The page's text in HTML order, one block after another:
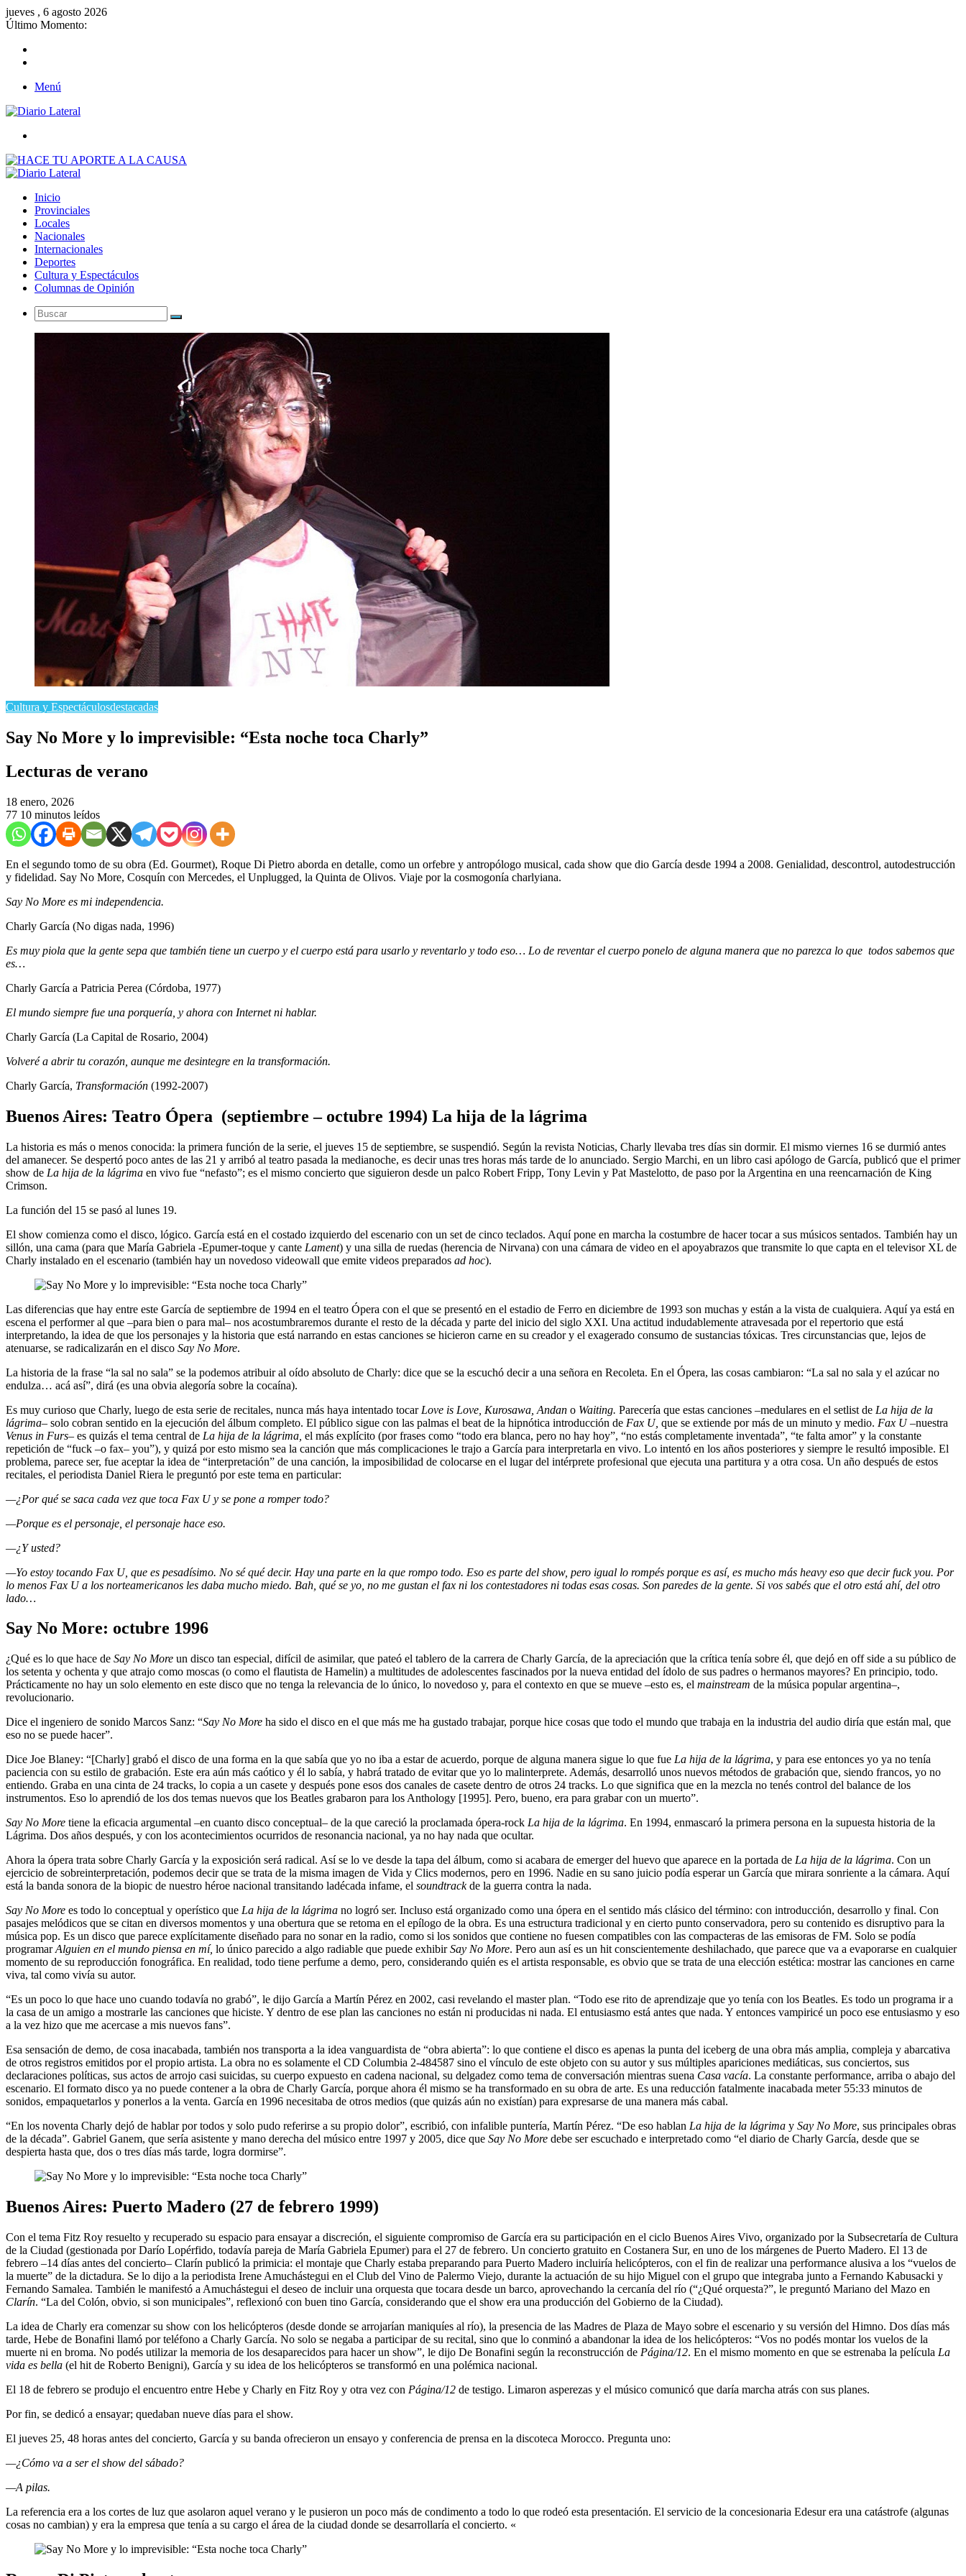
jueves , 6 agosto 2026
Último Momento:
Menú
Inicio
Provinciales
Locales
Nacionales
Internacionales
Deportes
Cultura y Espectáculos
Columnas de Opinión
Buscar
Cultura y Espectáculosdestacadas
​Say No More y lo imprevisible: “Esta noche toca Charly”
Lecturas de verano
18 enero, 2026
77 10 minutos leídos
En el segundo tomo de su obra (Ed. Gourmet), Roque Di Pietro aborda en detalle, como un orfebre y antropólogo musical, cada show que dio García desde 1994 a 2008. Genialidad, descontrol, autodestrucción
y fidelidad. Say No More, Cosquín con Mercedes, el Unplugged, la Quinta de Olivos. Viaje por la cosmogonía charlyiana.
Say No More es mi independencia.
Charly García (No digas nada, 1996)
Es muy piola que la gente sepa que también tiene un cuerpo y el cuerpo está para usarlo y reventarlo y todo eso… Lo de reventar el cuerpo ponelo de alguna manera que no parezca lo que todos sabemos que
es…
Charly García a Patricia Perea (Córdoba, 1977)
El mundo siempre fue una porquería, y ahora con Internet ni hablar.
Charly García (La Capital de Rosario, 2004)
Volveré a abrir tu corazón, aunque me desintegre en la transformación.
Charly García, Transformación (1992-2007)
Buenos Aires: Teatro Ópera (septiembre – octubre 1994) La hija de la lágrima
La historia es más o menos conocida: la primera función de la serie, el jueves 15 de septiembre, se suspendió. Según la revista Noticias, Charly llevaba tres días sin dormir. El mismo viernes 16 se durmió antes
del amanecer. Se despertó poco antes de las 21 y arribó al teatro pasada la medianoche, es decir unas tres horas más tarde de lo anunciado. Sergio Marchi, en un libro casi apólogo de García, publicó que el primer
show de La hija de la lágrima en vivo fue “nefasto”; es el mismo concierto que siguieron desde un palco Robert Fripp, Tony Levin y Pat Mastelotto, de paso por la Argentina en una reencarnación de King
Crimson.
La función del 15 se pasó al lunes 19.
El show comienza como el disco, lógico. García está en el costado izquierdo del escenario con un set de cinco teclados. Aquí pone en marcha la costumbre de hacer tocar a sus músicos sentados. También hay un
sillón, una cama (para que María Gabriela -Epumer-toque y cante Lament) y una silla de ruedas (herencia de Nirvana) con una cámara de video en el apoyabrazos que transmite lo que capta en el televisor XL de
Charly instalado en el escenario (también hay un novedoso videowall que emite videos preparados ad hoc).
Las diferencias que hay entre este García de septiembre de 1994 en el teatro Ópera con el que se presentó en el estadio de Ferro en diciembre de 1993 son muchas y están a la vista de cualquiera. Aquí ya está en
escena el performer al que –para bien o para mal– nos acostumbraremos durante el resto de la década y parte del inicio del siglo XXI. Una actitud indudablemente atravesada por el repertorio que está
interpretando, la idea de que los personajes y la historia que está narrando en estas canciones se hicieron carne en su creador y el exagerado consumo de sustancias tóxicas. Tres circunstancias que, lejos de
atenuarse, se radicalizarán en el disco Say No More.
La historia de la frase “la sal no sala” se la podemos atribuir al oído absoluto de Charly: dice que se la escuchó decir a una señora en Recoleta. En el Ópera, las cosas cambiaron: “La sal no sala y el azúcar no
endulza… acá así”, dirá (es una obvia alegoría sobre la cocaína).
Es muy curioso que Charly, luego de esta serie de recitales, nunca más haya intentado tocar Love is Love, Kurosawa, Andan o Waiting. Parecería que estas canciones –medulares en el setlist de La hija de la
lágrima– solo cobran sentido en la ejecución del álbum completo. El público sigue con las palmas el beat de la hipnótica introducción de Fax U, que se extiende por más de un minuto y medio. Fax U–nuestra
Venus in Furs– es quizás el tema central de La hija de la lágrima, el más explícito (por frases como “todo era blanca, pero no hay hoy”, “no estás completamente inventada”, “te falta amor” y la constante
repetición de “fuck –o fax– you”), y quizá por esto mismo sea la canción que más complicaciones le trajo a García para interpretarla en vivo. Lo intentó en los años posteriores y siempre le resultó imposible. El
problema, parece ser, fue aceptar la idea de “interpretación” de una canción, la imposibilidad de colocarse en el lugar del intérprete profesional que ejecuta una partitura y a otra cosa. Un año después de estos
recitales, el periodista Daniel Riera le preguntó por este tema en particular:
—¿Por qué se saca cada vez que toca Fax U y se pone a romper todo?
—Porque es el personaje, el personaje hace eso.
—¿Y usted?
—Yo estoy tocando Fax U, que es pesadísimo. No sé qué decir. Hay una parte en la que rompo todo. Eso es parte del show, pero igual lo rompés porque es así, es mucho más heavy eso que decir fuck you. Por
lo menos Fax U a los norteamericanos les daba mucho miedo. Bah, qué se yo, no me gustan el fax ni los contestadores ni todas esas cosas. Son paredes de la gente. Si vos sabés que el otro está ahí, del otro
lado…
Say No More: octubre 1996
¿Qué es lo que hace de Say No More un disco tan especial, difícil de asimilar, que pateó el tablero de la carrera de Charly García, de la apreciación que la crítica tenía sobre él, que dejó en off side a su público de
los setenta y ochenta y que atrajo como moscas (o como el flautista de Hamelin) a multitudes de adolescentes fascinados por la nueva entidad del ídolo de sus padres o hermanos mayores? En principio, todo.
Prácticamente no hay un solo elemento en este disco que no tenga la relevancia de lo único, lo novedoso y, para el contexto en que se mueve –esto es, el mainstream de la música popular argentina–,
revolucionario.
Dice el ingeniero de sonido Marcos Sanz: “Say No More ha sido el disco en el que más me ha gustado trabajar, porque hice cosas que todo el mundo que trabaja en la industria del audio diría que están mal, que
eso no se puede hacer”.
Dice Joe Blaney: “[Charly] grabó el disco de una forma en la que sabía que yo no iba a estar de acuerdo, porque de alguna manera sigue lo que fue La hija de la lágrima, y para ese entonces yo ya no tenía
paciencia con su estilo de grabación. Este era aún más caótico y él lo sabía, y habrá tratado de evitar que yo lo malinterprete. Además, desarrolló unos nuevos métodos de grabación que, siendo francos, yo no
entiendo. Graba en una cinta de 24 tracks, lo copia a un casete y después pone esos dos canales de casete dentro de otros 24 tracks. Lo que significa que en la mezcla no tenés control del balance de los
instrumentos. Eso lo aprendió de los dos temas nuevos que los Beatles grabaron para los Anthology [1995]. Pero, bueno, era para grabar con un muerto”.
Say No More tiene la eficacia argumental –en cuanto disco conceptual– de la que careció la proclamada ópera-rock La hija de la lágrima. En 1994, enmascaró la primera persona en la supuesta historia de la
Lágrima. Dos años después, y con los acontecimientos ocurridos de resonancia nacional, ya no hay nada que ocultar.
Ahora la ópera trata sobre Charly García y la exposición será radical. Así se lo ve desde la tapa del álbum, como si acabara de emerger del huevo que aparece en la portada de La hija de la lágrima. Con un
ejercicio de sobreinterpretación, podemos decir que se trata de la misma imagen de Vida y Clics modernos, pero en 1996. Nadie en su sano juicio podía esperar un García que mirara sonriente a la cámara. Aquí
está la banda sonora de la biopic de nuestro héroe nacional transitando ladécada infame, el soundtrackde la guerra contra la nada.
Say No More es todo lo conceptual y operístico que La hija de la lágrima no logró ser. Incluso está organizado como una ópera en el sentido más clásico del término: con introducción, desarrollo y final. Con
pasajes melódicos que se citan en diversos momentos y una obertura que se retoma en el epílogo de la obra. Es una estructura tradicional y en cierto punto conservadora, pero su contenido es disruptivo para la
música pop. Es un disco que parece explícitamente diseñado para no sonar en la radio, como si los sonidos que contiene no fuesen compatibles con las compacteras de las emisoras de FM. Solo se podía
programarAlguien en el mundo piensa en mí, lo único parecido a algo radiable que puede exhibirSay No More. Pero aun así es un hit conscientemente deshilachado, que parece que va a evaporarse en cualquier
momento de su reproducción fonográfica. En realidad, todo tiene perfume a demo, pero, considerando quién es el artista responsable, es obvio que se trata de una elección estética: mostrar las canciones en carne
viva, tal como vivía su autor.
“Es un poco lo que hace uno cuando todavía no grabó”, le dijo García a Martín Pérez en 2002, casi revelando el master plan. “Todo ese rito de aprendizaje que yo tenía con los Beatles. Es todo un programa ir a
la casa de un amigo a mostrarle las canciones que hiciste. Y dentro de ese plan las canciones no están ni producidas ni nada. El entusiasmo está antes que nada. Y entonces vampiricé un poco ese entusiasmo y eso
a la vez hizo que me acercase a mis nuevos fans”.
Esa sensación de demo, de cosa inacabada, también nos transporta a la idea vanguardista de “obra abierta”: lo que contiene el disco es apenas la punta del iceberg de una obra más amplia, compleja y abarcativa
de otros registros emitidos por el propio artista. La obra no es solamente el CD Columbia 2-484587 sino el vínculo de este objeto con su autor y sus múltiples apariciones mediáticas, sus conciertos, sus
declaraciones políticas, sus actos de arrojo casi suicidas, su cuerpo expuesto en cadena nacional, su delgadez como tema de conversación mientras suena Casa vacía. La constante performance, arriba o abajo del
escenario. El formato disco ya no puede contener a la obra de Charly García, porque ahora él mismo se ha transformado en su obra de arte. Es una reducción fatalmente inacabada meter 55:33 minutos de
sonidos, empaquetarlos y ponerlos a la venta. García en 1996 necesitaba de otros medios (que quizás aún no existían) para expresarse de una manera más cabal.
“En los noventa Charly dejó de hablar por todos y solo pudo referirse a su propio dolor”, escribió, con infalible puntería, Martín Pérez. “De eso hablan La hija de la lágrima y Say No More, sus principales obras
de la década”. Gabriel Ganem, que sería asistente y mano derecha del músico entre 1997 y 2005, dice que Say No More debe ser escuchado e interpretado como “el diario de Charly García, desde que se
despierta hasta que, dos o tres días más tarde, logra dormirse”.
Buenos Aires: Puerto Madero (27 de febrero 1999)
Con el tema Fitz Roy resuelto y recuperado su espacio para ensayar a discreción, el siguiente compromiso de García era su participación en el ciclo Buenos Aires Vivo, organizado por la Subsecretaría de Cultura
de la Ciudad (gestionada por Darío Lopérfido, todavía pareja de María Gabriela Epumer) para el 27 de febrero. Un concierto gratuito en Costanera Sur, en uno de los márgenes de Puerto Madero. El 13 de
febrero –14 días antes del concierto– Clarín publicó la primicia: el montaje que Charly estaba preparando para Puerto Madero incluiría helicópteros, con el fin de realizar una performance alusiva a los “vuelos de
la muerte” de la dictadura. Se lo dijo a la periodista Irene Amuchástegui en el Club del Vino de Palermo Viejo, durante la actuación de su hijo Miguel con el grupo que integraba junto a Fernando Kabusacki y
Fernando Samalea. También le manifestó a Amuchástegui el deseo de incluir una orquesta que tocara desde un barco, aprovechando la cercanía del río (“¿Qué orquesta?”, le preguntó Mariano del Mazo en
Clarín. “La del Colón, obvio, si son municipales”, reflexionó con buen tino García, considerando que el show era una producción del Gobierno de la Ciudad).
La idea de Charly era comenzar su show con los helicópteros (desde donde se arrojarían maniquíes al río), la presencia de las Madres de Plaza de Mayo sobre el escenario y su versión del Himno. Dos días más
tarde, Hebe de Bonafini llamó por teléfono a Charly García. No solo se negaba a participar de su recital, sino que lo conminó a abandonar la idea de los helicópteros: “Vos no podés montar los vuelos de la
muerte ni en broma. No podés utilizar la memoria de los desaparecidos para hacer un show”, le dijo De Bonafini según la reconstrucción de Página/12. En el mismo momento en que se estrenaba la película La
vida es bella (el hit de Roberto Benigni), García y su idea de los helicópteros se transformó en una polémica nacional.
El 18 de febrero se produjo el encuentro entre Hebe y Charly en Fitz Roy y otra vez con Página/12 de testigo. Limaron asperezas y el músico comunicó que daría marcha atrás con sus planes.
Por fin, se dedicó a ensayar; quedaban nueve días para el show.
El jueves 25, 48 horas antes del concierto, García y su banda ofrecieron un ensayo y conferencia de prensa en la discoteca Morocco. Pregunta uno:
—¿Cómo va a ser el show del sábado?
—A pilas.
La referencia era a los cortes de luz que asolaron aquel verano y le pusieron un poco más de condimento a todo lo que rodeó esta presentación. El servicio de la concesionaria Edesur era una catástrofe (algunas
cosas no cambian) y era la empresa que tenía a su cargo el área de la ciudad donde se desarrollaría el concierto. «